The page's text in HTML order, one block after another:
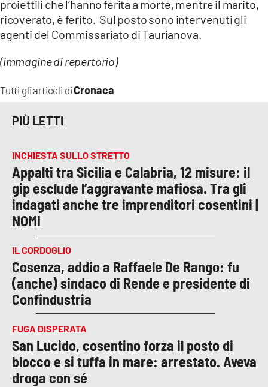
App
APPLE
Tutti gli articoli diCronaca
proiettili che l’hanno ferita a morte, mentre il marito,
ricoverato, è ferito. Sul posto sono intervenuti gli
agenti del Commissariato di Taurianova.
(immagine di repertorio)
PIÙ LETTI
INCHIESTA SULLO STRETTO
Appalti tra Sicilia e Calabria, 12 misure: il
gip esclude l’aggravante mafiosa. Tra gli
indagati anche tre imprenditori cosentini |
NOMI
IL CORDOGLIO
Cosenza, addio a Raffaele De Rango: fu
(anche) sindaco di Rende e presidente di
Confindustria
FUGA DISPERATA
San Lucido, cosentino forza il posto di
blocco e si tuffa in mare: arrestato. Aveva
droga con sé